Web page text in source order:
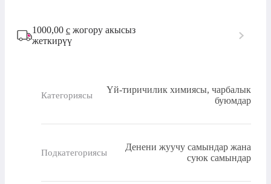
1000,00 с жогору акысыз
жеткирүү
Категориясы
Үй-тиричилик химиясы, чарбалык
буюмдар
Подкатегориясы
Денени жуучу самындар жана
суюк самындар